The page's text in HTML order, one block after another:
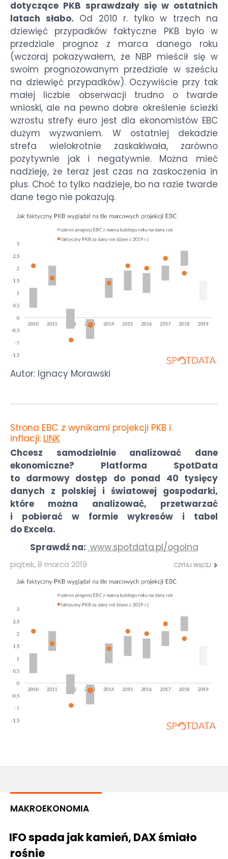
dotyczące PKB sprawdzały się w ostatnich
latach słabo. Od 2010 r. tylko w trzech na
dziewięć przypadków faktyczne PKB było w
przedziale prognoz z marca danego roku
(wczoraj pokazywałem, że NBP mieścił się w
swoim prognozowanym przedziale w sześciu
na dziewięć przypadków). Oczywiście przy tak
małej liczbie obserwacji trudno o twarde
wnioski, ale na pewno dobre określenie ścieżki
wzrostu strefy euro jest dla ekonomistów EBC
dużym wyzwaniem. W ostatniej dekadzie
strefa wielokrotnie zaskakiwała, zarówno
pozytywnie jak i negatywnie. Można mieć
nadzieję, że teraz jest czas na zaskoczenia in
plus. Choć to tylko nadzieje, bo na razie twarde
dane tego nie pokazują.
Autor: Ignacy Morawski
Strona EBC z wynikami projekcji PKB i
inflacji: LINK
Chcesz samodzielnie analizować dane
ekonomiczne? Platforma SpotData
to darmowy dostęp do ponad 40 tysięcy
danych z polskiej i światowej gospodarki,
które można analizować, przetwarzać
i pobierać w formie wykresów i tabel
do Excela.
Sprawdź na: www.spotdata.pl/ogolna
piątek, 8 marca 2019 CZYTAJ WIĘCEJ
MAKROEKONOMIA
IFO spada jak kamień, DAX śmiało
rośnie